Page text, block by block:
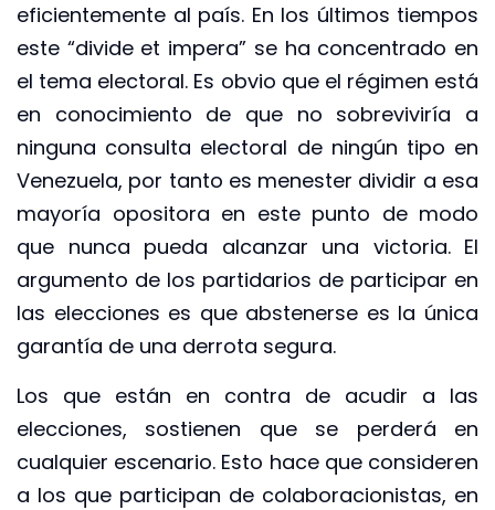
eficientemente al país. En los últimos tiempos
este “divide et impera” se ha concentrado en
el tema electoral. Es obvio que el régimen está
en conocimiento de que no sobreviviría a
ninguna consulta electoral de ningún tipo en
Venezuela, por tanto es menester dividir a esa
mayoría opositora en este punto de modo
que nunca pueda alcanzar una victoria. El
argumento de los partidarios de participar en
las elecciones es que abstenerse es la única
garantía de una derrota segura.
Los que están en contra de acudir a las
elecciones, sostienen que se perderá en
cualquier escenario. Esto hace que consideren
a los que participan de colaboracionistas, en